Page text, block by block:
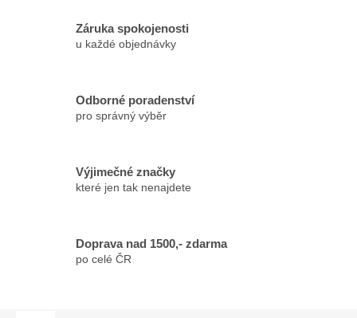
Záruka spokojenosti
u každé objednávky
Odborné poradenství
pro správný výběr
Výjimečné značky
které jen tak nenajdete
Doprava nad 1500,- zdarma
po celé ČR